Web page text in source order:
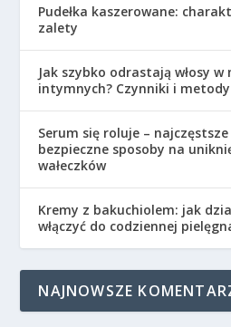
Pudełka kaszerowane:
zalety
Jak szybko odrastają włosy w
intymnych? Czynniki i metody
Serum się roluje –
bezpieczne sposoby na
wałeczków
Kremy z bakuchiolem: jak
włączyć do codziennej
NAJNOWSZE